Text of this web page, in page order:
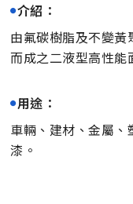
介紹：
由氟碳樹脂及不變
而成之二液型高性能
用途：
車輛、建材、金屬
漆。